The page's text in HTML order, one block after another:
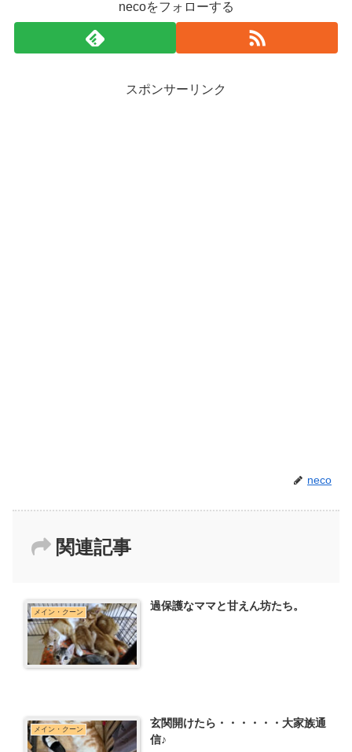
necoをフォローする
スポンサーリンク
neco
関連記事
メイン・クーン 過保護なママと甘えん坊たち。
メイン・クーン
玄関開けたら・・・・・・大家族通
信♪